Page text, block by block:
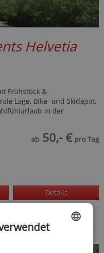
Helvetia
Frühstück &
Lage, Bike- und Skidepot,
in der
ab 50,- € pro Tag
Details